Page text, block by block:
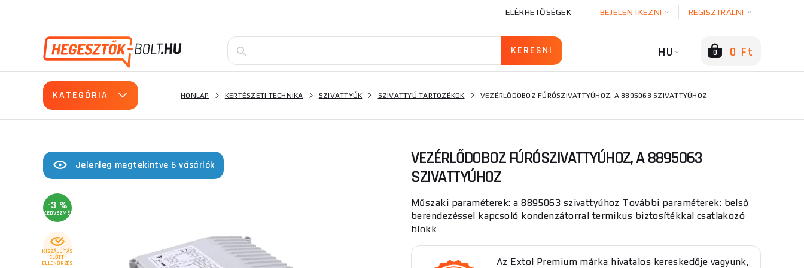
ELÉRHETŐSÉGEK BEJELENTKEZNI REGISZTRÁLNI
HU 0 0 Ft
KATEGÓRIA HONLAP KERTÉSZETI TECHNIKA SZIVATTYÚK SZIVATTYÚ TARTOZÉKOK VEZÉRLŐDOBOZ FÚRÓSZIVATTYÚHOZ, A 8895063 SZIVATTYÚHOZ
Jelenleg megtekintve 6 vásárlók
-3 %
KEDVEZMÉNY
KISZÁLLÍTÁS
ELŐTTI
ELLENŐRZÉS
VEZÉRLŐDOBOZ FÚRÓSZIVATTYÚHOZ, A 8895063
SZIVATTYÚHOZ
Műszaki paraméterek: a 8895063 szivattyúhoz További paraméterek: belső
berendezéssel kapcsoló kondenzátorral termikus biztosítékkal csatlakozó
blokk
Az Extol Premium márka hivatalos kereskedője vagyunk,